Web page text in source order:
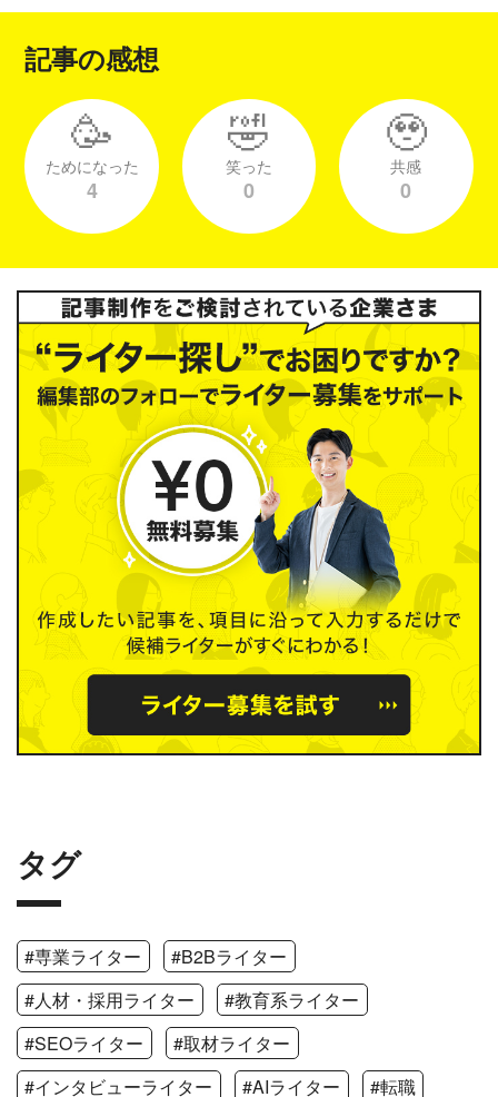
記事の感想
🥳
ためになった
4
🤣
笑った
0
🥹
共感
0
タグ
#専業ライター
#B2Bライター
#人材・採用ライター
#教育系ライター
#SEOライター
#取材ライター
#インタビューライター
#AIライター #転職